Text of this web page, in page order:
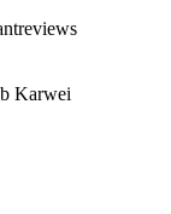
Karwei